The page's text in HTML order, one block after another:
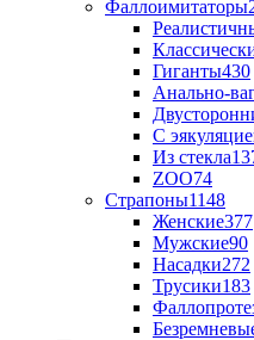
Фаллоимитаторы
Гиганты430
Анально-
С
Из стекла
ZOO74
Страпоны1148
Женские377
Мужские90
Насадки272
Трусики183